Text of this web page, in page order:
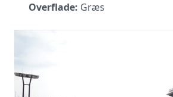
Overflade: Græs